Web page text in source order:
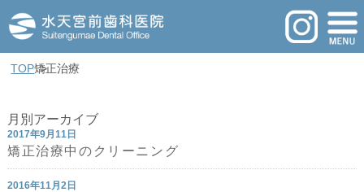
TOP矯正治療
月別アーカイブ
2017年9月11日
矯正治療中のクリーニング
2016年11月2日